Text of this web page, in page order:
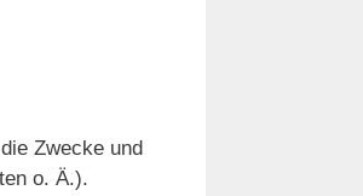
Zwecke und
o. Ä.).